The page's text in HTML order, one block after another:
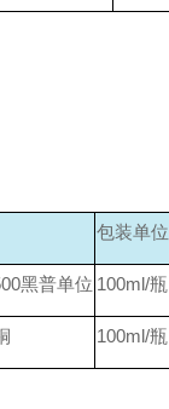
包装单位
黑普单位 100ml/瓶
100ml/瓶